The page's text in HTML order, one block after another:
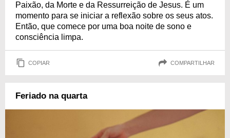
Paixão, da Morte e da Ressurreição de Jesus. É um
momento para se iniciar a reflexão sobre os seus atos.
Então, que comece por uma boa noite de sono e
consciência limpa.
COPIAR COMPARTILHAR
Feriado na quarta